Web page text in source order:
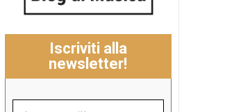
Iscriviti alla
newsletter!